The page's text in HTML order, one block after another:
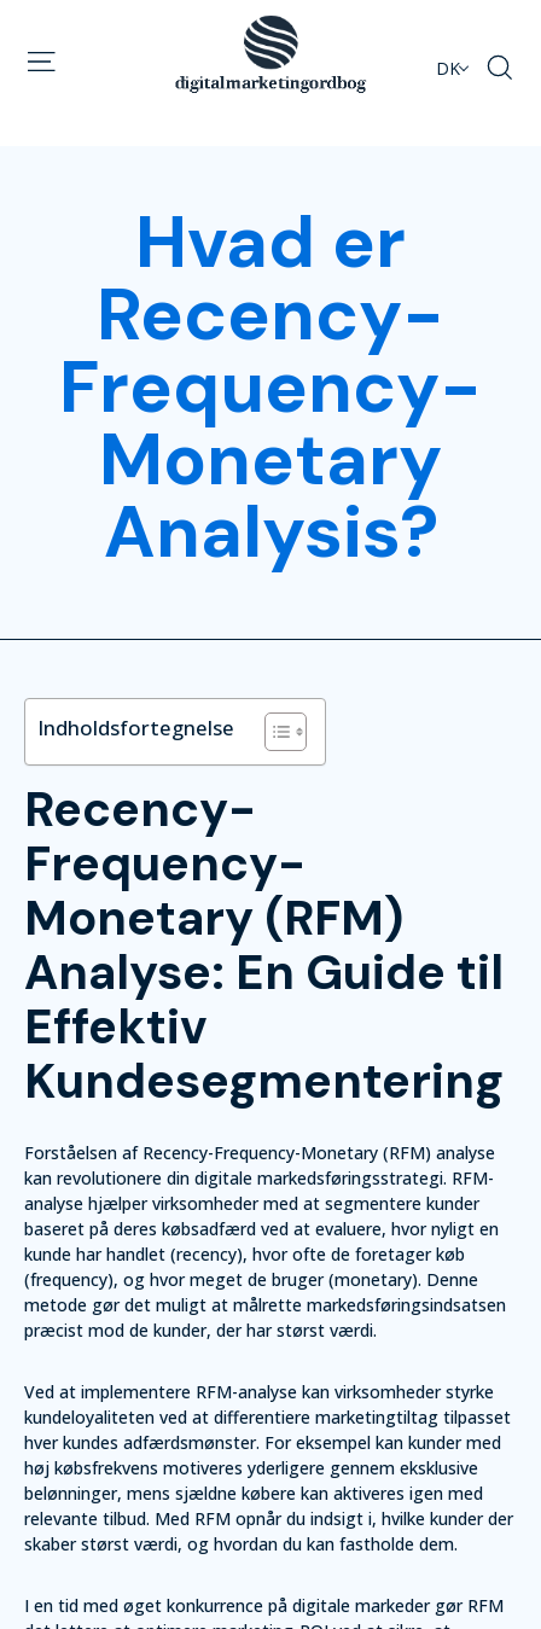
DK
Hvad er
Recency-
Frequency-
Monetary
Analysis?
Indholdsfortegnelse
Recency-
Frequency-
Monetary (RFM)
Analyse: En Guide til
Effektiv
Kundesegmentering
Forståelsen af Recency-Frequency-Monetary (RFM) analyse
kan revolutionere din digitale markedsføringsstrategi. RFM-
analyse hjælper virksomheder med at segmentere kunder
baseret på deres købsadfærd ved at evaluere, hvor nyligt en
kunde har handlet (recency), hvor ofte de foretager køb
(frequency), og hvor meget de bruger (monetary). Denne
metode gør det muligt at målrette markedsføringsindsatsen
præcist mod de kunder, der har størst værdi.
Ved at implementere RFM-analyse kan virksomheder styrke
kundeloyaliteten ved at differentiere marketingtiltag tilpasset
hver kundes adfærdsmønster. For eksempel kan kunder med
høj købsfrekvens motiveres yderligere gennem eksklusive
belønninger, mens sjældne købere kan aktiveres igen med
relevante tilbud. Med RFM opnår du indsigt i, hvilke kunder der
skaber størst værdi, og hvordan du kan fastholde dem.
I en tid med øget konkurrence på digitale markeder gør RFM